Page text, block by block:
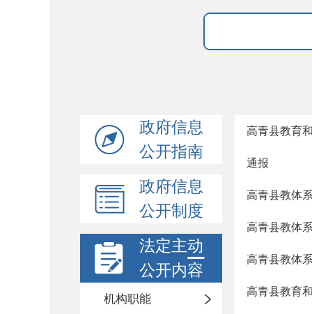
政府信息
公开指南
政府信息
公开制度
法定主动
公开内容
机构职能
高青县教育
通报
高青县教体
高青县教体
高青县教体
高青县教育